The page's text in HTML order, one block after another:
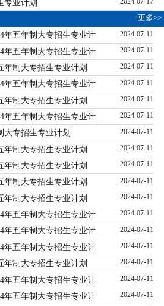
专业计划
更多>>
年五年制大专招生专业计 2024-07-11
年五年制大专招生专业计 2024-07-11
年制大专招生专业计划 2024-07-11
年五年制大专招生专业计 2024-07-11
年制大专招生专业计划 2024-07-11
年五年制大专招生专业计 2024-07-11
大专招生专业计划 2024-07-11
年制大专招生专业计划 2024-07-11
年制大专招生专业计划 2024-07-11
年制大专招生专业计划 2024-07-11
年制大专招生专业计划 2024-07-11
年五年制大专招生专业计 2024-07-11
年五年制大专招生专业计 2024-07-11
年五年制大专招生专业计 2024-07-11
年制大专招生专业计划 2024-07-11
年五年制大专招生专业计 2024-07-11
年五年制大专招生专业计 2024-07-11